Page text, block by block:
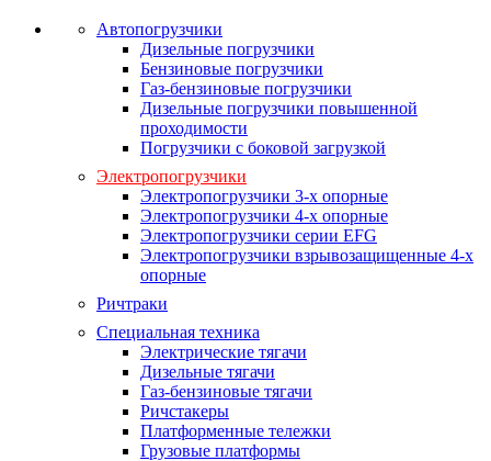
Автопогрузчики
Дизельные погрузчики
Бензиновые погрузчики
Газ-бензиновые погрузчики
Дизельные погрузчики повышенной
проходимости
Погрузчики с боковой загрузкой
Электропогрузчики
Электропогрузчики 3-х опорные
Электропогрузчики 4-х опорные
Электропогрузчики серии EFG
Электропогрузчики взрывозащищенные 4-х
опорные
Ричтраки
Специальная техника
Электрические тягачи
Дизельные тягачи
Газ-бензиновые тягачи
Ричстакеры
Платформенные тележки
Грузовые платформы